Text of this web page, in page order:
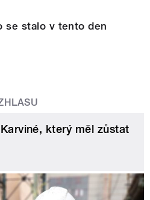
se stalo v tento den
který měl zůstat